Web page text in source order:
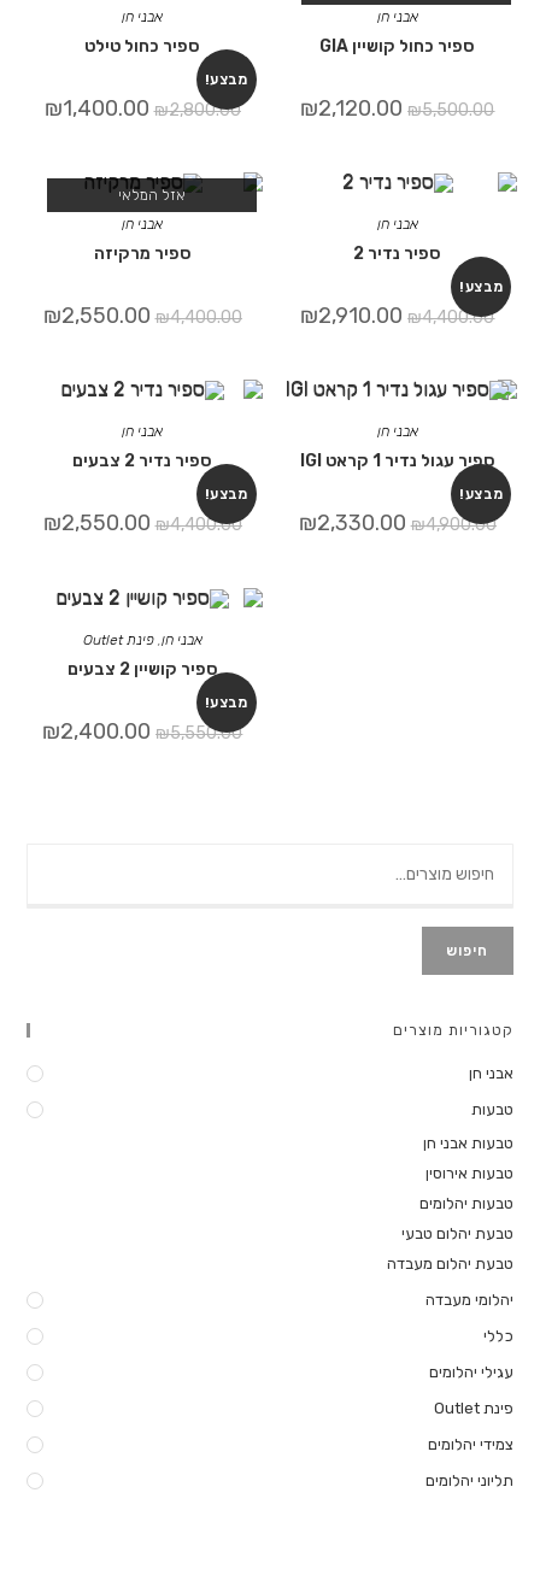
מבצע!
אבני חן
ספיר כחול טילט
₪2,800.00
₪1,400.00
אבני חן
ספיר כחול קושיין GIA
₪5,500.00
₪2,120.00
אזל המלאי
אבני חן
ספיר מרקיזה
₪4,400.00
₪2,550.00
מבצע!
אבני חן
ספיר נדיר 2
₪4,400.00
₪2,910.00
מבצע!
אבני חן
ספיר נדיר 2 צבעים
₪4,400.00
₪2,550.00
מבצע!
אבני חן
ספיר עגול נדיר 1 קראט IGI
₪4,900.00
₪2,330.00
מבצע!
אבני חן ,פינת Outlet
ספיר קושיין 2 צבעים
₪5,550.00
₪2,400.00
חיפוש
קטגוריות מוצרים
אבני חן
טבעות
טבעות אבני חן
טבעות אירוסין
טבעות יהלומים
טבעת יהלום טבעי
טבעת יהלום מעבדה
יהלומי מעבדה
כללי
עגילי יהלומים
פינת Outlet
צמידי יהלומים
תליוני יהלומים